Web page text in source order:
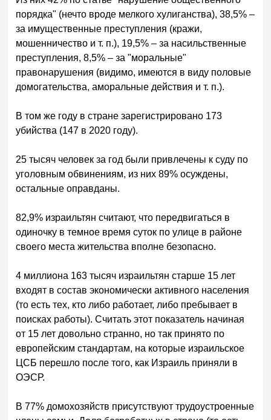
порядка" (нечто вроде мелкого хулиганства), 38,5% –
за имущественные преступления (кражи,
мошенничество и т. п.), 19,5% – за насильственные
преступления, 8,5% – за "моральные"
правонарушения (видимо, имеются в виду половые
домогательства, аморальные действия и т. п.).
В том же году в стране зарегистрировано 173
убийства (147 в 2020 году).
25 тысяч человек за год были привлечены к суду по
уголовным обвинениям, из них 89% осуждены,
остальные оправданы.
82,9% израильтян считают, что передвигаться в
одиночку в темное время суток по улице в районе
своего места жительства вполне безопасно.
4 миллиона 163 тысяч израильтян старше 15 лет
входят в состав экономически активного населения
(то есть тех, кто либо работает, либо пребывает в
поисках работы). Считать этот показатель начиная
от 15 лет довольно странно, но так принято по
европейским стандартам, на которые израильское
ЦСБ перешло после того, как Израиль приняли в
ОЭСР.
В 77% домохозяйств присутствуют трудоустроенные